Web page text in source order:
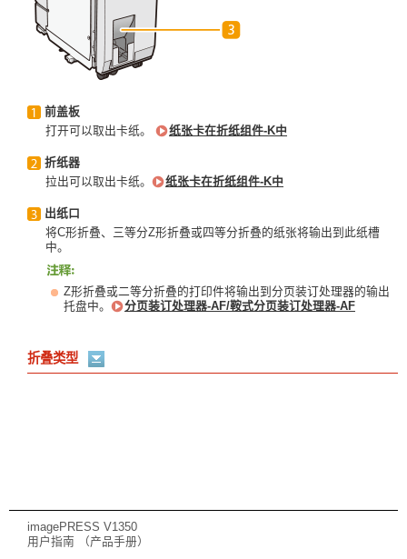
前盖板
打开可以取出卡纸。
纸张卡在折纸组件-K中
折纸器
拉出可以取出卡纸。
纸张卡在折纸组件-K中
出纸口
将C形折叠、三等分Z形折叠或四等分折叠的纸张将输出到此纸槽
中。
Z形折叠或二等分折叠的打印件将输出到分页装订处理器的输出
托盘中。
分页装订处理器-AF/鞍式分页装订处理器-AF
折叠类型
imagePRESS V1350
用户指南 （产品手册）